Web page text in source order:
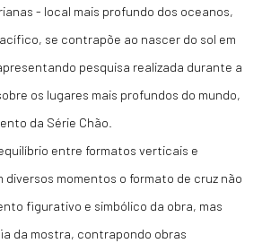
- local mais profundo dos oceanos,
se contrapõe ao nascer do sol em
pesquisa realizada durante a
os lugares mais profundos do mundo,
da Série Chão.
entre formatos verticais e
diversos momentos o formato de cruz não
figurativo e simbólico da obra, mas
da mostra, contrapondo obras